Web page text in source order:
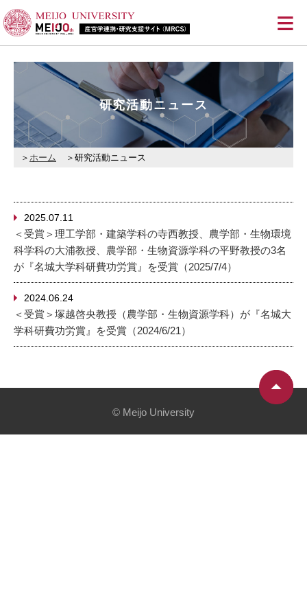
≡
研究活動ニュース
ホーム 研究活動ニュース
2025.07.11
＜受賞＞理工学部・建築学科の寺西教授、農学部・生物環境
科学科の大浦教授、農学部・生物資源学科の平野教授の3名
が『名城大学科研費功労賞』を受賞（2025/7/4）
2024.06.24
＜受賞＞塚越啓央教授（農学部・生物資源学科）が『名城大
学科研費功労賞』を受賞（2024/6/21）
© Meijo University